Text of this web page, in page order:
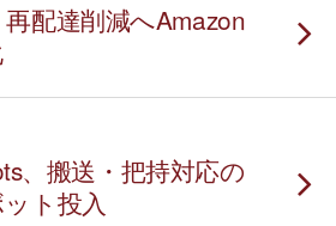
配達削減へAmazon
、搬送・把持対応の
ト投入